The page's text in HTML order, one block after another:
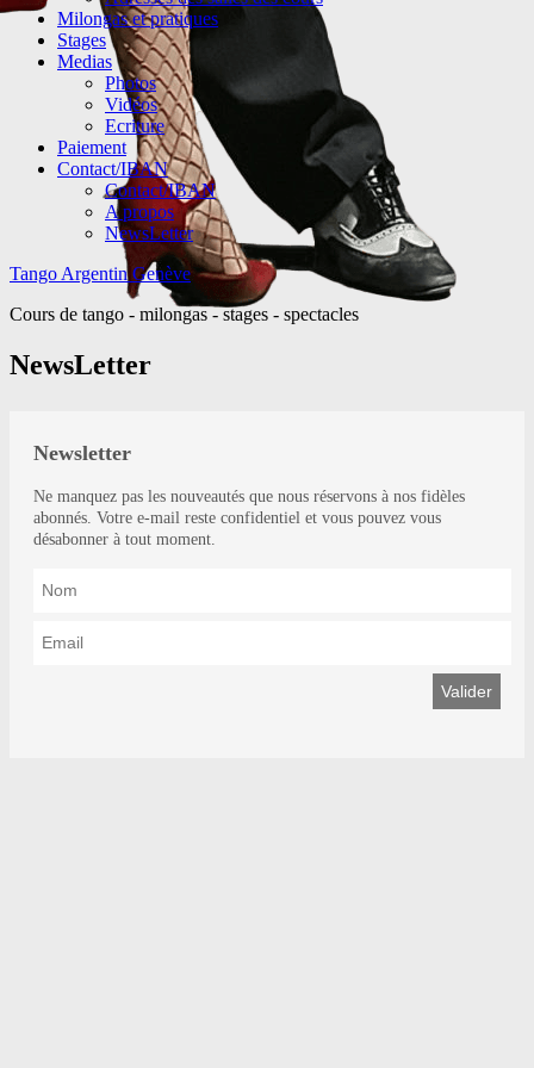
Milongas et pratiques
Stages
Medias
Photos
Vidéos
Ecriture
Paiement
Contact/IBAN
Contact/IBAN
A propos
NewsLetter
Tango Argentin Genève
Cours de tango - milongas - stages - spectacles
NewsLetter
Newsletter
Ne manquez pas les nouveautés que nous réservons à nos fidèles
abonnés. Votre e-mail reste confidentiel et vous pouvez vous
désabonner à tout moment.